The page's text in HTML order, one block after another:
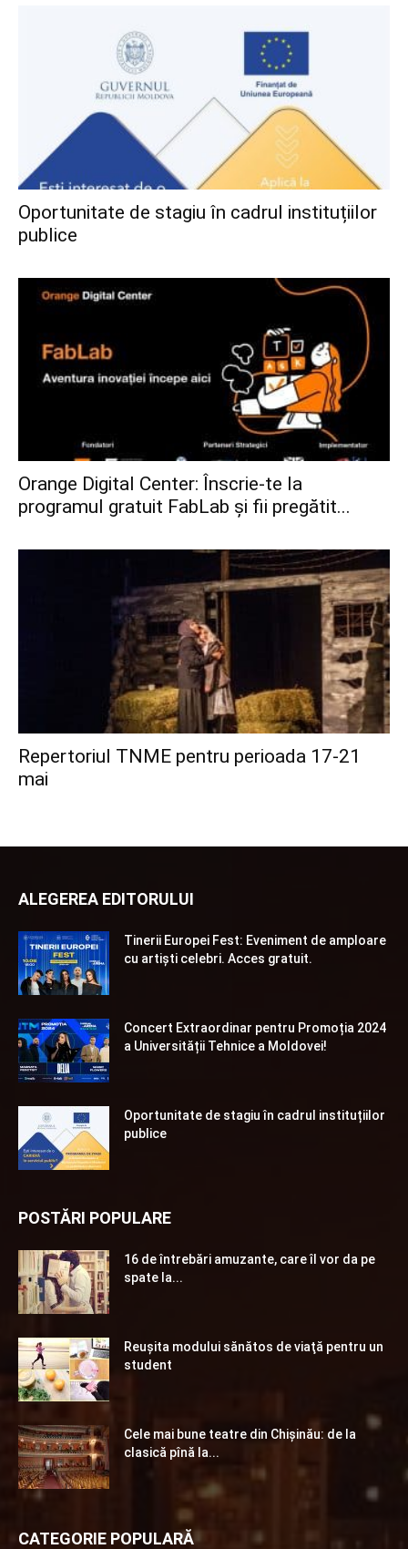
Oportunitate de stagiu în cadrul instituțiilor
publice
Orange Digital Center: Înscrie-te la
programul gratuit FabLab și fii pregătit...
Repertoriul TNME pentru perioada 17-21
mai
ALEGEREA EDITORULUI
Tinerii Europei Fest: Eveniment de amploare
cu artiști celebri. Acces gratuit.
Concert Extraordinar pentru Promoția 2024
a Universității Tehnice a Moldovei!
Oportunitate de stagiu în cadrul instituțiilor
publice
POSTĂRI POPULARE
16 de întrebări amuzante, care îl vor da pe
spate la...
Reuşita modului sănătos de viaţă pentru un
student
Cele mai bune teatre din Chişinău: de la
clasică pînă la...
CATEGORIE POPULARĂ